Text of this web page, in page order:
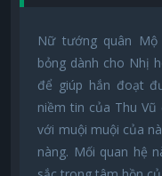
Nữ tướng quân
bỏng dành cho Nhị
để giúp hắn đoạt
niềm tin của Thu
với muội muội của
nàng. Mối quan hệ